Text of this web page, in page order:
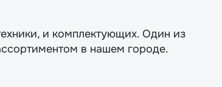
и комплектующих. Один из
в нашем городе.